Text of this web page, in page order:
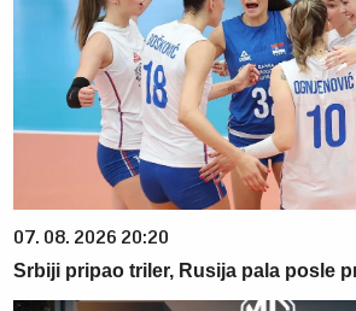
07. 08. 2026 20:20
Srbiji pripao triler, Rusija pala posle